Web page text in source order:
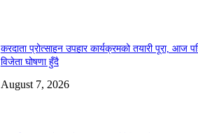
करदाता प्रोत्साहन उपहार कार्यक्रमको तयारी पूरा, आज
विजेता घोषणा हुँदै
August 7, 2026